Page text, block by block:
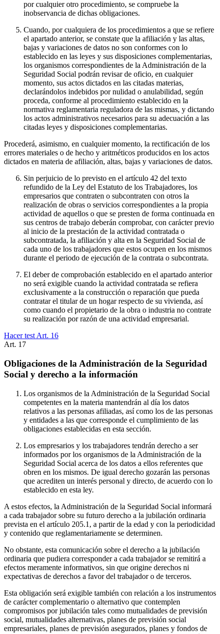
por cualquier otro procedimiento, se compruebe la
inobservancia de dichas obligaciones.
Cuando, por cualquiera de los procedimientos a que se refiere
el apartado anterior, se constate que la afiliación y las altas,
bajas y variaciones de datos no son conformes con lo
establecido en las leyes y sus disposiciones complementarias,
los organismos correspondientes de la Administración de la
Seguridad Social podrán revisar de oficio, en cualquier
momento, sus actos dictados en las citadas materias,
declarándolos indebidos por nulidad o anulabilidad, según
proceda, conforme al procedimiento establecido en la
normativa reglamentaria reguladora de las mismas, y dictando
los actos administrativos necesarios para su adecuación a las
citadas leyes y disposiciones complementarias.
Procederá, asimismo, en cualquier momento, la rectificación de los
errores materiales o de hecho y aritméticos producidos en los actos
dictados en materia de afiliación, altas, bajas y variaciones de datos.
Sin perjuicio de lo previsto en el artículo 42 del texto
refundido de la Ley del Estatuto de los Trabajadores, los
empresarios que contraten o subcontraten con otros la
realización de obras o servicios correspondientes a la propia
actividad de aquellos o que se presten de forma continuada en
sus centros de trabajo deberán comprobar, con carácter previo
al inicio de la prestación de la actividad contratada o
subcontratada, la afiliación y alta en la Seguridad Social de
cada uno de los trabajadores que estos ocupen en los mismos
durante el periodo de ejecución de la contrata o subcontrata.
El deber de comprobación establecido en el apartado anterior
no será exigible cuando la actividad contratada se refiera
exclusivamente a la construcción o reparación que pueda
contratar el titular de un hogar respecto de su vivienda, así
como cuando el propietario de la obra o industria no contrate
su realización por razón de una actividad empresarial.
Hacer test Art. 16
Art. 17
Obligaciones de la Administración de la Seguridad
Social y derecho a la información
Los organismos de la Administración de la Seguridad Social
competentes en la materia mantendrán al día los datos
relativos a las personas afiliadas, así como los de las personas
y entidades a las que corresponde el cumplimiento de las
obligaciones establecidas en esta sección.
Los empresarios y los trabajadores tendrán derecho a ser
informados por los organismos de la Administración de la
Seguridad Social acerca de los datos a ellos referentes que
obren en los mismos. De igual derecho gozarán las personas
que acrediten un interés personal y directo, de acuerdo con lo
establecido en esta ley.
A estos efectos, la Administración de la Seguridad Social informará
a cada trabajador sobre su futuro derecho a la jubilación ordinaria
prevista en el artículo 205.1, a partir de la edad y con la periodicidad
y contenido que reglamentariamente se determinen.
No obstante, esta comunicación sobre el derecho a la jubilación
ordinaria que pudiera corresponder a cada trabajador se remitirá a
efectos meramente informativos, sin que origine derechos ni
expectativas de derechos a favor del trabajador o de terceros.
Esta obligación será exigible también con relación a los instrumentos
de carácter complementario o alternativo que contemplen
compromisos por jubilación tales como mutualidades de previsión
social, mutualidades alternativas, planes de previsión social
empresariales, planes de previsión asegurados, planes y fondos de